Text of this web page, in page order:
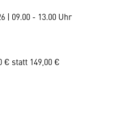
| 09.00 - 13.00 Uhr
€ statt 149,00 €